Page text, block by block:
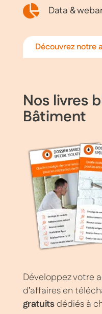
Data &
Découvrez notre
Nos livres
Bâtiment
Développez votre
d’affaires en
gratuitsdédiés à